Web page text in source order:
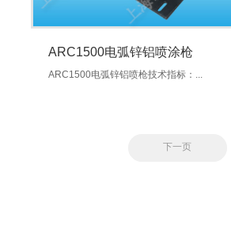
ARC1500电弧锌铝喷涂枪
ARC1500电弧锌铝喷枪技术指标：...
下一页